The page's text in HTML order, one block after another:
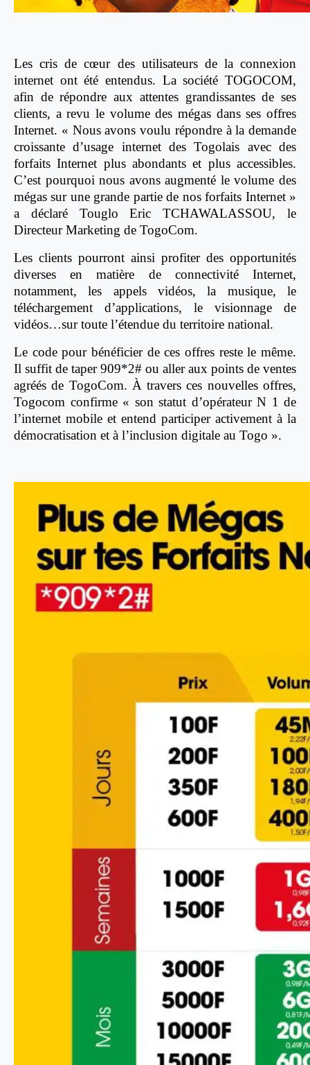
Les cris de cœur des utilisateurs de la connexion
internet ont été entendus. La société TOGOCOM,
afin de répondre aux attentes grandissantes de ses
clients, a revu le volume des mégas dans ses offres
Internet. « Nous avons voulu répondre à la demande
croissante d’usage internet des Togolais avec des
forfaits Internet plus abondants et plus accessibles.
C’est pourquoi nous avons augmenté le volume des
mégas sur une grande partie de nos forfaits Internet »
a déclaré Touglo Eric TCHAWALASSOU, le
Directeur Marketing de TogoCom.
Les clients pourront ainsi profiter des opportunités
diverses en matière de connectivité Internet,
notamment, les appels vidéos, la musique, le
téléchargement d’applications, le visionnage de
vidéos…sur toute l’étendue du territoire national.
Le code pour bénéficier de ces offres reste le même.
Il suffit de taper 909*2# ou aller aux points de ventes
agréés de TogoCom. À travers ces nouvelles offres,
Togocom confirme « son statut d’opérateur N 1 de
l’internet mobile et entend participer activement à la
démocratisation et à l’inclusion digitale au Togo ».